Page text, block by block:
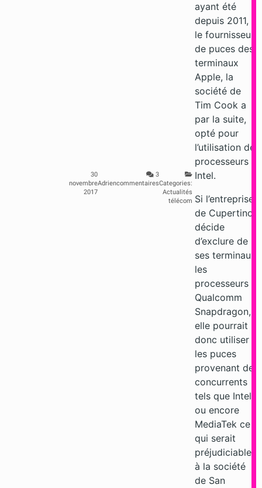
30
novembre
2017
Adrien
3
commentairesCategories:
Actualités
télécom
ayant été
depuis 2011,
le fournisseur
de puces des
terminaux
Apple, la
société de
Tim Cook a
par la suite,
opté pour
l’utilisation de
processeurs
Intel.
Si l’entreprise
de Cupertino
décide
d’exclure de
ses terminaux
les
processeurs
Qualcomm
Snapdragon,
elle pourrait
donc utiliser
les puces
provenant de
concurrents
tels que Intel
ou encore
MediaTek ce
qui serait
préjudiciable
à la société
de San